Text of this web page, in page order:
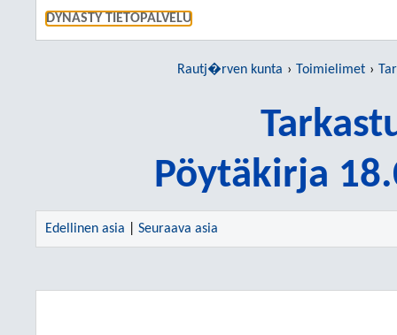
DYNASTY TIETOPALVELU
Rautj�rven kunta Toimielimet
Pöytäkirja
Edellinen asia Seuraava asia